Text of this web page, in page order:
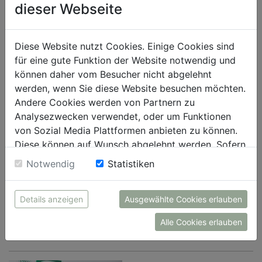
Delikatessen GmbH und Marketingleiterin Silvia Maurer
unterstützen SOS Kinderdorf.
efko (Nennung bei Abdruck honorarfrei)
DOWNLOAD
dieser Webseite
Diese Website nutzt Cookies. Einige Cookies sind
für eine gute Funktion der Website notwendig und
können daher vom Besucher nicht abgelehnt
werden, wenn Sie diese Website besuchen möchten.
Andere Cookies werden von Partnern zu
Analysezwecken verwendet, oder um Funktionen
von Sozial Media Plattformen anbieten zu können.
Diese können auf Wunsch abgelehnt werden. Sofern
sie unsere Webseite weiter nutzen, geben Sie
Einwilligung zu unseren Cookies.
Notwendig Statistiken
Details anzeigen Ausgewählte Cookies erlauben
Alle Cookies erlauben